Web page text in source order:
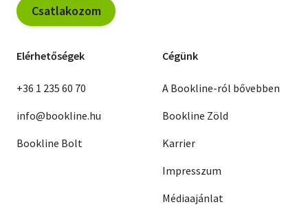
Csatlakozom
Elérhetőségek
+36 1 235 60 70
info@bookline.hu
Bookline Bolt
Cégünk
A Bookline-ról bővebben
Bookline Zöld
Karrier
Impresszum
Médiaajánlat